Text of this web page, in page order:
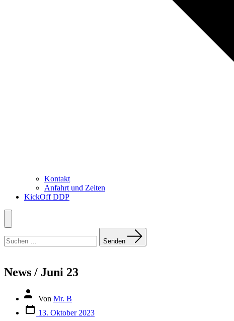
Kontakt
Anfahrt und Zeiten
KickOff DDP
Menü
nach:
Senden
News / Juni 23
Autor
Beitrags
Von Mr. B
Datum
des 13. Oktober 2023